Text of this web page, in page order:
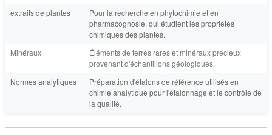
extraits de plantes
Pour la recherche en phytochimie et en
pharmacognosie, qui étudient les propriétés
chimiques des plantes.
Minéraux
Éléments de terres rares et minéraux précieux
provenant d'échantillons géologiques.
Normes analytiques
Préparation d'étalons de référence utilisés en
chimie analytique pour l'étalonnage et le contrôle de
la qualité.